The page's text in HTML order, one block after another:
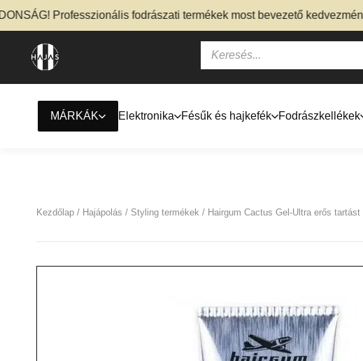
Professzionális fodrászati termékek most bevezető
MÁRKÁK Elektronika Fésűk és hajkefék Fodrászkellékek
Kezdőlap / Hajápolás / Styling termékek / Hairgum Cactus Gel-Ultra erős